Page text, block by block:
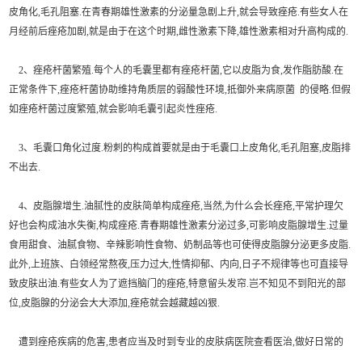
皮角化,毛孔阻塞.在青春期雄性激素的分泌量急剧上升,就会导致痤疮.有些女人在
月经前后痤疮加剧,就是由于在这个时期,雌性激素下降,雄性激素相对升高构成的.
2、痤疮杆菌繁殖.每个人的毛囊里都有痤疮杆菌,它以皮脂为食,发作脂肪酸.在
正常条件下,痤疮杆菌协助维持角质层的弱酸性环境,抵御外来病原菌 的侵略.但假
如痤疮杆菌过度繁殖,就会影响毛囊引起炎性痤疮.
3、毛囊口角化过度.粉刺的构成首要就是由于毛囊口上皮角化,毛孔阻塞,皮脂排
不出去.
4、皮脂腺增生.油腻性的皮肤简单构成痤疮,当然,为什么会长痤疮,平常护理欠
好也会构成油水失衡,构成痤疮.青春期雄性激素分泌过多,可影响皮脂腺增生.过量
食用甜食、油腻食物、辛辣影响性食物、奶制品等也可使得皮脂腺分泌更多皮脂.
此外,上班族、白领经常熬夜,压力过大,性情抑郁、内向,日子不规律等也可直接导
致皮肤出油.有些女人为了遮挡脑门的痤疮,特意留头发帘.岂不知见不到阳光的部
位,皮脂腺的分泌会大大添加,痤疮就会越藏越凶狠.
遭到痤疮疾病的危害,患者应当及时到专业的皮肤病医院查看医治,做好日常的